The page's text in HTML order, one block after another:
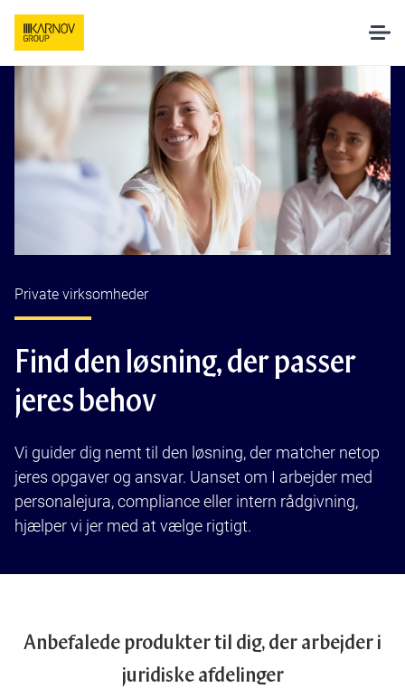
AI hos Karnov
Bøger Login
Private virksomheder
Find den løsning, der passer
jeres behov
Vi guider dig nemt til den løsning, der matcher netop
jeres opgaver og ansvar. Uanset om I arbejder med
personalejura, compliance eller intern rådgivning,
hjælper vi jer med at vælge rigtigt.
Anbefalede produkter til dig, der arbejder i
juridiske afdelinger